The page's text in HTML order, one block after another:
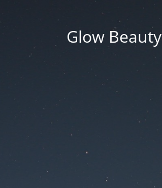
Glow Beauty